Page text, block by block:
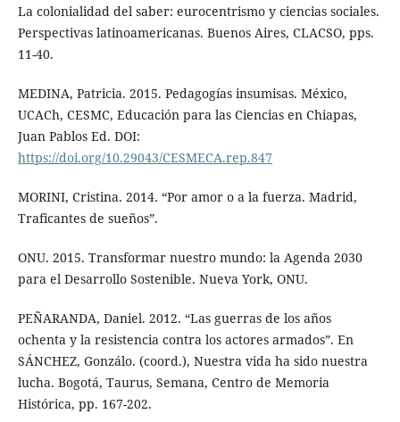
La colonialidad del saber: eurocentrismo y ciencias sociales.
Perspectivas latinoamericanas. Buenos Aires, CLACSO, pps.
11-40.
MEDINA, Patricia. 2015. Pedagogías insumisas. México,
UCACh, CESMC, Educación para las Ciencias en Chiapas,
Juan Pablos Ed. DOI:
https://doi.org/10.29043/CESMECA.rep.847
MORINI, Cristina. 2014. “Por amor o a la fuerza. Madrid,
Traficantes de sueños”.
ONU. 2015. Transformar nuestro mundo: la Agenda 2030
para el Desarrollo Sostenible. Nueva York, ONU.
PEÑARANDA, Daniel. 2012. “Las guerras de los años
ochenta y la resistencia contra los actores armados”. En
SÁNCHEZ, Gonzálo. (coord.), Nuestra vida ha sido nuestra
lucha. Bogotá, Taurus, Semana, Centro de Memoria
Histórica, pp. 167-202.